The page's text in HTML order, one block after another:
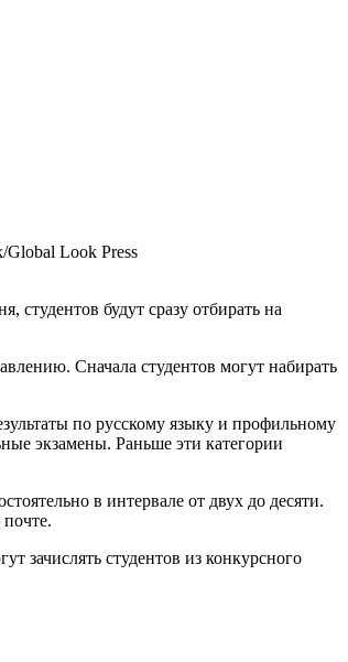
Global Look Press
будут сразу отбирать на
Сначала студентов могут набирать
по русскому языку и профильному
экзамены. Раньше эти категории
в интервале от двух до десяти.
зачислять студентов из конкурсного